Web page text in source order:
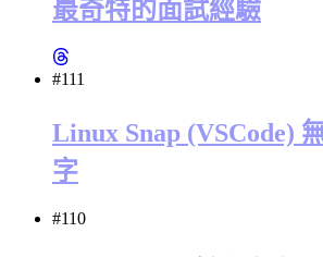
最奇特的面試經驗
#111
Linux Snap (VSCode)
字
#110